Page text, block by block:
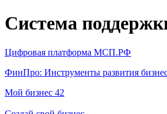
Система
Цифровая платформа МСП.РФ
ФинПро: Инструменты развития
Мой бизнес 42